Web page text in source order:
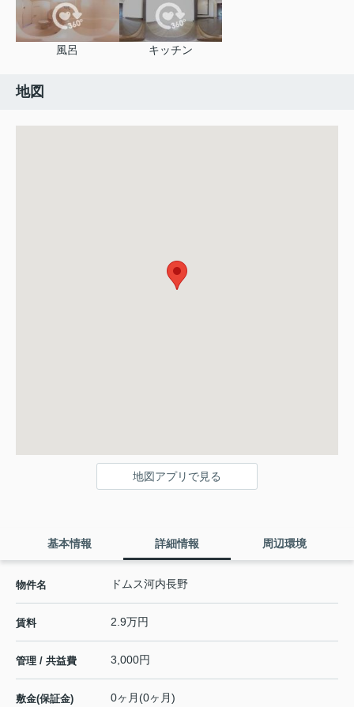
風呂 キッチン
地図
地図アプリで見る
基本情報 詳細情報 周辺環境
物件名 ドムス河内長野
賃料 2.9万円
管理 / 共益費 3,000円
敷金(保証金) 0ヶ月(0ヶ月)